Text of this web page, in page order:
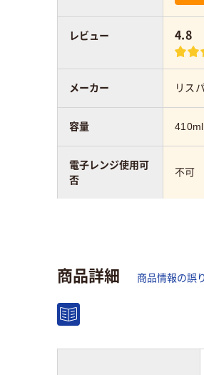
4.8
リス
410ml
不可
バイ
レビュー
メーカー
容量
電子レンジ使用可
否
材質
耐熱温度
商品詳細 商品情報の誤